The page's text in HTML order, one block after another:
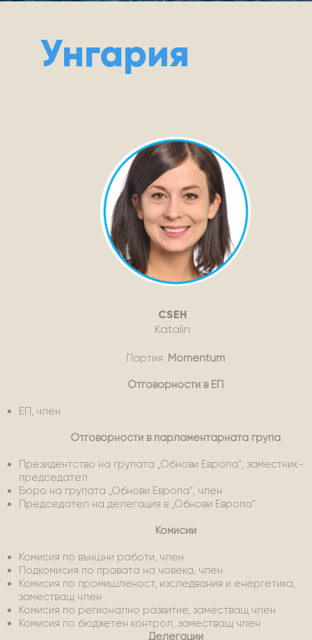
Унгария
CSEH
Katalin
Партия: Momentum
Отговорности в ЕП
ЕП, член
Отговорности в парламентарната група
Президентство на групата „Обнови Европа“, заместник-
председател
Бюро на групата „Обнови Европа“, член
Председател на делегация в „Обнови Европа“
Комисии
Комисия по външни работи, член
Подкомисия по правата на човека, член
Комисия по промишленост, изследвания и енергетика,
заместващ член
Комисия по регионално развитие, заместващ член
Комисия по бюджетен контрол, заместващ член
Делегации